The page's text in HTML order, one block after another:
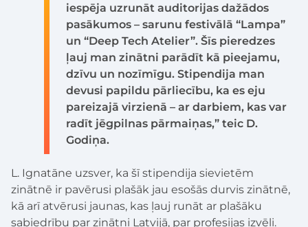
iespēja uzrunāt auditorijas dažādos
pasākumos – sarunu festivālā “Lampa”
un “Deep Tech Atelier”. Šīs pieredzes
ļauj man zinātni parādīt kā pieejamu,
dzīvu un nozīmīgu. Stipendija man
devusi papildu pārliecību, ka es eju
pareizajā virzienā – ar darbiem, kas var
radīt jēgpilnas pārmaiņas,” teic D.
Godiņa.
L. Ignatāne uzsver, ka šī stipendija sievietēm
zinātnē ir pavērusi plašāk jau esošās durvis zinātnē,
kā arī atvērusi jaunas, kas ļauj runāt ar plašāku
sabiedrību par zinātni Latvijā, par profesijas izvēli.